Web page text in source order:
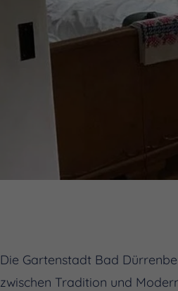
Die Gartenstadt Bad
zwischen Tradition und